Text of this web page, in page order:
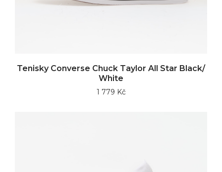
Tenisky Converse Chuck Taylor All Star Black/
White
1 779 Kč